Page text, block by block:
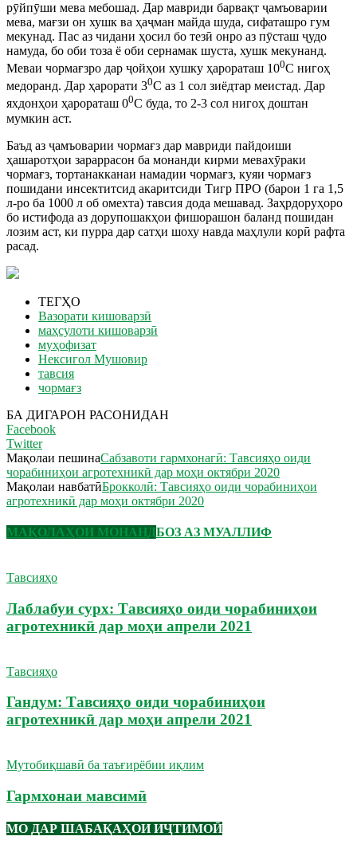
рӯйпӯши мева мебошад. Дар мавриди барвақт ҷамъоварии
мева, мағзи он хушк ва ҳаҷман майда шуда, сифаташро гум
мекунад. Пас аз чидани ҳосил бо тезӣ онро аз пӯсташ ҷудо
намуда, бо оби тоза ё оби сернамак шуста, хушк мекунанд.
Меваи чормағзро дар ҷойҳои хушку ҳарораташ 100С нигоҳ
медоранд. Дар ҳарорати 30С аз 1 сол зиёдтар меистад. Дар
яхдонҳои ҳарораташ 00С буда, то 2-3 сол нигоҳ доштан
мумкин аст.
Баъд аз ҷамъоварии чормағз дар мавриди пайдоиши
ҳашаротҳои зараррасон ба монанди кирми мевахӯраки
чормағз, тортанакканаи намадии чормағз, куяи чормағз
пошидани инсектитсид акаритсиди Тигр ПРО (барои 1 га 1,5
л-ро ба 1000 л об омехта) тавсия дода мешавад. Заҳрдоруҳоро
бо истифода аз дорупошакҳои фишорашон баланд пошидан
лозим аст, ки пурра дар сатҳи шоху навда маҳлули корӣ рафта
расад.
ТЕГҲО
Вазорати кишоварзӣ
маҳсулоти кишоварзӣ
муҳофизат
Нексигол Мушовир
тавсия
чормағз
БА ДИГАРОН РАСОНИДАН
Facebook
Twitter
Мақолаи пешинаСабзавоти гармхонагӣ: Тавсияҳо оиди
чорабиниҳои агротехникӣ дар моҳи октябри 2020
Мақолаи навбатӣБрокколӣ: Тавсияҳо оиди чорабиниҳои
агротехникӣ дар моҳи октябри 2020
МАҚОЛАҲОИ МОНАНДБОЗ АЗ МУАЛЛИФ
Тавсияҳо
Лаблабуи сурх: Тавсияҳо оиди чорабиниҳои
агротехникӣ дар моҳи апрели 2021
Тавсияҳо
Гандум: Тавсияҳо оиди чорабиниҳои
агротехникӣ дар моҳи апрели 2021
Мутобиқшавӣ ба таъғирёбии иқлим
Гармхонаи мавсимӣ
МО ДАР ШАБАҚАҲОИ ИҶТИМОӢ